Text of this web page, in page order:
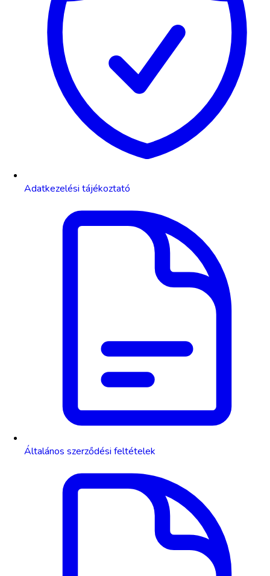
Adatkezelési tájékoztató
Általános szerződési feltételek